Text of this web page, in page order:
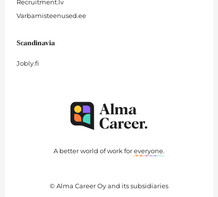
Recruitment.lv
Varbamisteenused.ee
Scandinavia
Jobly.fi
A better world of work foreveryone.
© Alma Career Oy and its subsidiaries